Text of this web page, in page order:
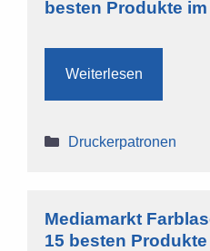
besten Produkte
Weiterlesen
Kategorien
Druckerpatronen
Mediamarkt
15 besten